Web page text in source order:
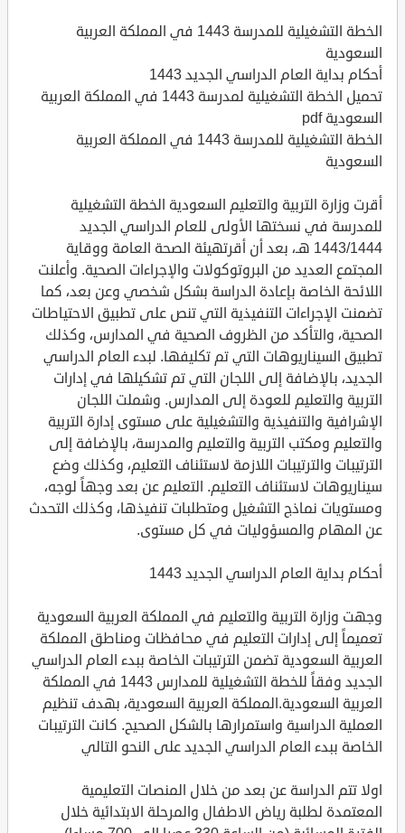
الخطة التشغيلية للمدرسة 1443 في المملكة العربية
السعودية
أحكام بداية العام الدراسي الجديد 1443
تحميل الخطة التشغيلية لمدرسة 1443 في المملكة العربية
السعودية pdf
الخطة التشغيلية للمدرسة 1443 في المملكة العربية
السعودية
أقرت وزارة التربية والتعليم السعودية الخطة التشغيلية
للمدرسة في نسختها الأولى للعام الدراسي الجديد
1443/1444 هـ، بعد أن أقرتهيئة الصحة العامة ووقاية
المجتمع العديد من البروتوكولات والإجراءات الصحية. وأعلنت
اللائحة الخاصة بإعادة الدراسة بشكل شخصي وعن بعد، كما
تضمنت الإجراءات التنفيذية التي تنص على تطبيق الاحتياطات
الصحية، والتأكد من الظروف الصحية في المدارس، وكذلك
تطبيق السيناريوهات التي تم تكليفها. لبدء العام الدراسي
الجديد، بالإضافة إلى اللجان التي تم تشكيلها في إدارات
التربية والتعليم للعودة إلى المدارس. وشملت اللجان
الإشرافية والتنفيذية والتشغيلية على مستوى إدارة التربية
والتعليم ومكتب التربية والتعليم والمدرسة، بالإضافة إلى
الترتيبات والترتيبات اللازمة لاستئناف التعليم، وكذلك وضع
سيناريوهات لاستئناف التعليم. التعليم عن بعد وجهاً لوجه،
ومستويات نماذج التشغيل ومتطلبات تنفيذها، وكذلك التحدث
عن المهام والمسؤوليات في كل مستوى.
أحكام بداية العام الدراسي الجديد 1443
وجهت وزارة التربية والتعليم في المملكة العربية السعودية
تعميماً إلى إدارات التعليم في محافظات ومناطق المملكة
العربية السعودية تضمن الترتيبات الخاصة ببدء العام الدراسي
الجديد وفقاً للخطة التشغيلية للمدارس 1443 في المملكة
العربية السعودية.المملكة العربية السعودية، بهدف تنظيم
العملية الدراسية واستمرارها بالشكل الصحيح. كانت الترتيبات
الخاصة ببدء العام الدراسي الجديد على النحو التالي
اولا تتم الدراسة عن بعد من خلال المنصات التعليمية
المعتمدة لطلبة رياض الاطفال والمرحلة الابتدائية خلال